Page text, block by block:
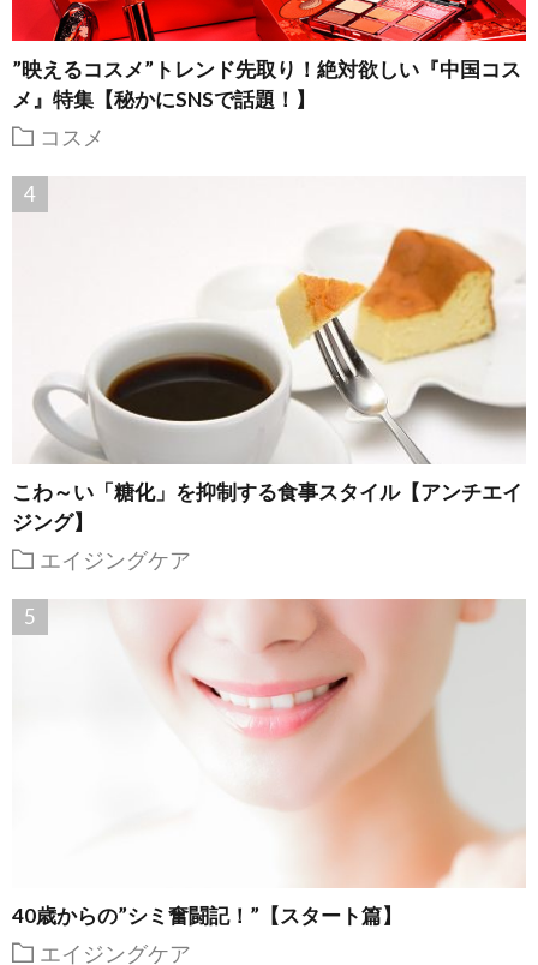
”映えるコスメ”トレンド先取り！絶対欲しい『中国コス
メ』特集【秘かにSNSで話題！】
コスメ
こわ～い「糖化」を抑制する食事スタイル【アンチエイ
ジング】
エイジングケア
40歳からの”シミ奮闘記！”【スタート篇】
エイジングケア